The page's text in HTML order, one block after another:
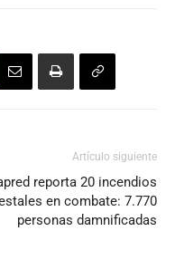
Artículo siguiente
reporta 20 incendios
en combate: 7.770
personas damnificadas